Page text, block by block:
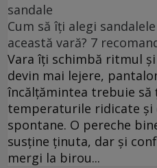
sandale
Cum să îți alegi
această vară? 7
Vara îți schimbă ritmul
devin mai lejere,
încălțămintea trebuie să
temperaturile ridicate și
spontane. O pereche
susține ținuta, dar și
mergi la birou...